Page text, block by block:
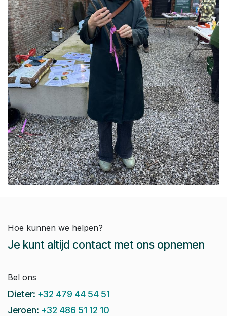
Hoe kunnen we helpen?
Je kunt altijd contact met ons opnemen
Bel ons
Dieter: +32 479 44 54 51
Jeroen: +32 486 51 12 10